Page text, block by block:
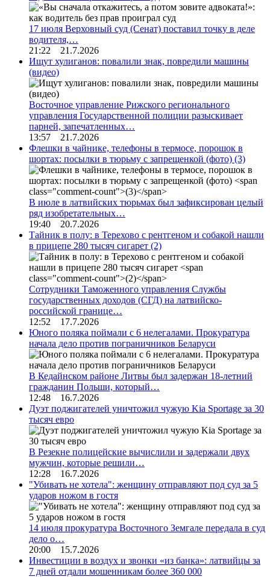
17 июля Верховный суд (Сенат) поставил точку в деле
водителя,…
21:22 21.7.2026
Ищут хулиганов: повалили знак, повредили машины
(видео)
Восточное управление Рижского регионального
управления Государственной полиции разыскивает
парней, запечатленных…
13:57 21.7.2026
Флешки в чайнике, телефоны в термосе, порошок в
шортах: посылки в тюрьму с запрещенкой (фото) (3)
В июле в латвийских тюрьмах был зафиксирован целый
ряд изобретательных…
19:40 20.7.2026
Тайник в полу: в Терехово с рентгеном и собакой нашли
в прицепе 280 тысяч сигарет (2)
Сотрудники Таможенного управления Службы
государственных доходов (СГД) на латвийско-
российской границе…
12:52 17.7.2026
Юного поляка поймали с 6 нелегалами. Прокуратура
начала дело против пограничников Беларуси
В Кедайнском районе Литвы был задержан 18-летний
гражданин Польши, который…
12:48 16.7.2026
Дуэт поджигателей уничтожил чужую Kia Sportage за 30
тысяч евро
В Резекне полицейские вычислили и задержали двух
мужчин, которые решили…
12:28 16.7.2026
"Убивать не хотела": женщину отправляют под суд за 5
ударов ножом в гостя
14 июля прокуратура Восточного Земгале передала в суд
дело о…
20:00 15.7.2026
Инвестиции в воздух и звонки «из банка»: латвийцы за
7 дней отдали мошенникам более 360 000